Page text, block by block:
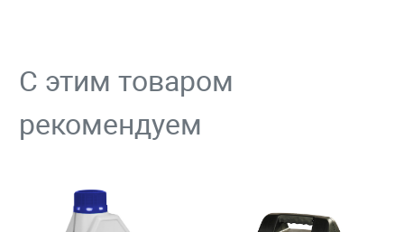
С этим товаром
рекомендуем